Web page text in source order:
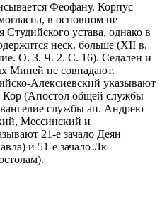
Феофану. Корпус
в основном не
Студийского устава, однако в
неск. больше (XII в.
О. 3. Ч. 2. С. 16). Седален и
Миней не совпадают.
Алексиевский указывают
Кор (Апостол общей службы
службы ап. Андрею
Мессинский и
21-е зачало Деян
и 51-е зачало Лк